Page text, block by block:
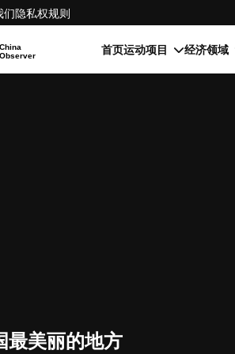
们隐私权规则
首页运动项目 经济领域
最美丽的地方